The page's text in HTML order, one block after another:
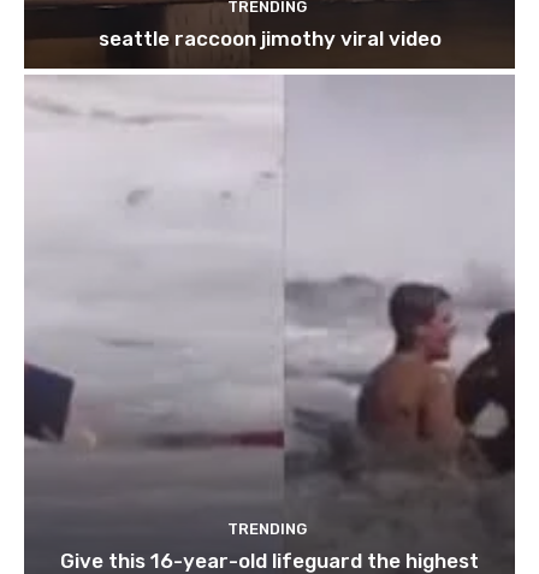
TRENDING
seattle raccoon jimothy viral video
TRENDING
Give this 16-year-old lifeguard the highest